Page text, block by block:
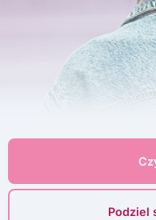
Podziel